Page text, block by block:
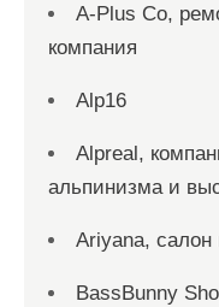
A-Plus Co,
компания
Alp16
Alpreal,
альпинизма и
Ariyana, салон
BassBunny